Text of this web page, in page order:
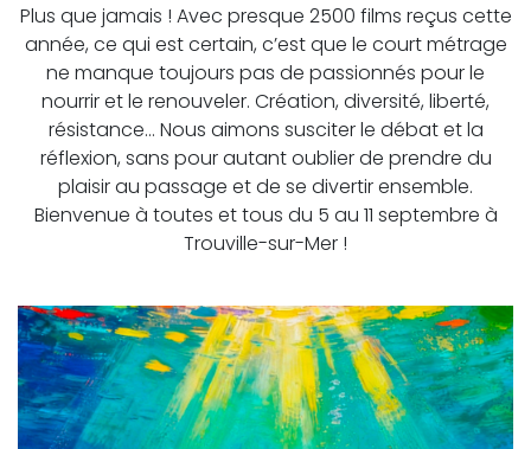
Plus que jamais ! Avec presque 2500 films reçus cette
année, ce qui est certain, c’est que le court métrage
ne manque toujours pas de passionnés pour le
nourrir et le renouveler. Création, diversité, liberté,
résistance… Nous aimons susciter le débat et la
réflexion, sans pour autant oublier de prendre du
plaisir au passage et de se divertir ensemble.
Bienvenue à toutes et tous du 5 au 11 septembre à
Trouville-sur-Mer !